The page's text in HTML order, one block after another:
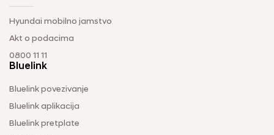
Hyundai mobilno jamstvo
Akt o podacima
0800 11 11
Bluelink
Bluelink povezivanje
Bluelink aplikacija
Bluelink pretplate